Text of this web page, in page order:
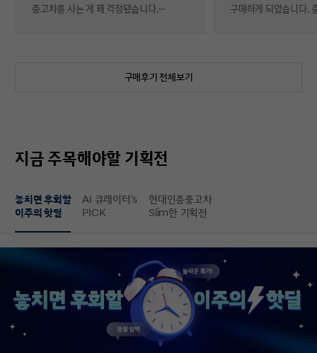
중고차를 사는 게 꽤 걱정됐습니다.
보면 예상과 달라서 후회했다는 이야기도
제공돼서 불안감이 많이 줄었다는
상태가 더 좋아서 만족도가 높았습니다.
중고차지만 관리가 잘 된 차량이라는
느낌이 확실히 들었습니다. 무엇보다
좋았던 건 ‘중고차인데도 걱정이 거의
없었다’는 점입니다. 차를 잘 모르는 사람
입장에서는 어디를 봐야 할지부터
막막한데, 그런 부담이 많이 줄었습니다.
온라인으로 비교하고 구매까지 진행할 수
있어서 시간적으로도 편했고, 직장인
입장에서는 이 부분이 특히
구매하게 되었습니다.
도착해 기분 좋게 차를
완벽한 경험이었습니
고민하는 사람 있으면
현대인증중고차 추천
차량 보내주셔서 감사
구매후기 전체보기
지금 주목해야할 기획전
놓치면 후회할
이주의 핫딜
AI 큐레이터's
PICK
현대인증중고차
Slim한 기획전